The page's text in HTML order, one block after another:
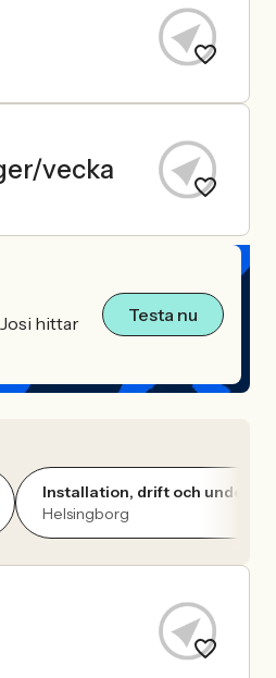
vecka
hittar
Testa nu
Installation, drift och
Helsingborg